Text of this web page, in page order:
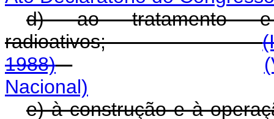
d) ao tratamento
radioativos;
1988)
Nacional)
e) à construção e à